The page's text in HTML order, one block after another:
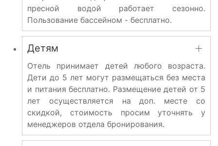
пресной водой работает сезонно.
Пользование бассейном - бесплатно.
Детям
Отель принимает детей любого возраста.
Дети до 5 лет могут размещаться без места
и питания бесплатно. Размещение детей от 5
лет осуществляется на доп. месте со
скидкой, стоимость просим уточнять у
менеджеров отдела бронирования.